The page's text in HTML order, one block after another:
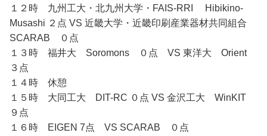
１２時 九州工大・北九州大学・FAIS-RRI Hibikino-
Musashi ２点 VS 近畿大学・近畿印刷産業器材共同組合
SCARAB ０点
１３時 福井大 Soromons ０点 VS 東洋大 Orient
３点
１４時 休憩
１５時 大同工大 DIT-RC ０点 VS 金沢工大 WinKIT
９点
１６時 EIGEN 7点 VS SCARAB ０点